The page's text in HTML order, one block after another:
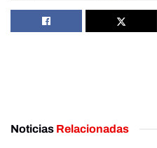
Noticias Relacionadas